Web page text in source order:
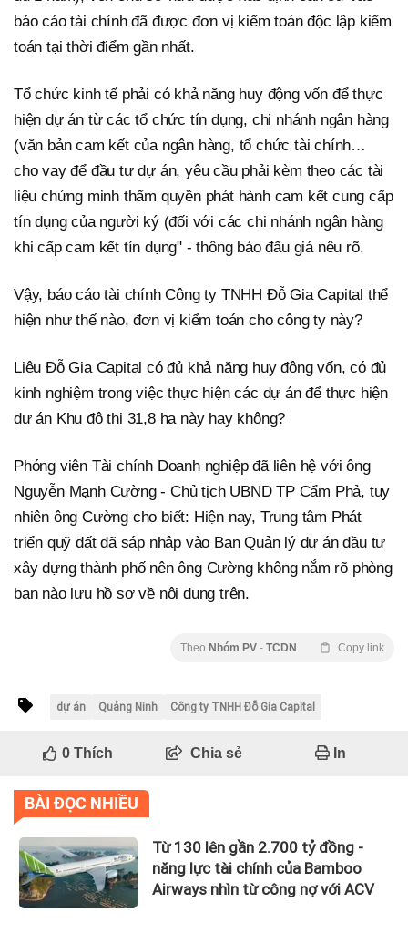
báo cáo tài chính đã được đơn vị kiểm toán độc lập kiểm
toán tại thời điểm gần nhất.
Tổ chức kinh tế phải có khả năng huy động vốn để thực
hiện dự án từ các tổ chức tín dụng, chi nhánh ngân hàng
(văn bản cam kết của ngân hàng, tổ chức tài chính…
cho vay để đầu tư dự án, yêu cầu phải kèm theo các tài
liệu chứng minh thẩm quyền phát hành cam kết cung cấp
tín dụng của người ký (đối với các chi nhánh ngân hàng
khi cấp cam kết tín dụng" - thông báo đấu giá nêu rõ.
Vậy, báo cáo tài chính Công ty TNHH Đỗ Gia Capital thể
hiện như thế nào, đơn vị kiểm toán cho công ty này?
Liệu Đỗ Gia Capital có đủ khả năng huy động vốn, có đủ
kinh nghiệm trong việc thực hiện các dự án để thực hiện
dự án Khu đô thị 31,8 ha này hay không?
Phóng viên Tài chính Doanh nghiệp đã liên hệ với ông
Nguyễn Mạnh Cường - Chủ tịch UBND TP Cẩm Phả, tuy
nhiên ông Cường cho biết: Hiện nay, Trung tâm Phát
triển quỹ đất đã sáp nhập vào Ban Quản lý dự án đầu tư
xây dựng thành phố nên ông Cường không nắm rõ phòng
ban nào lưu hồ sơ về nội dung trên.
Theo Nhóm PV - TCDN Copy link
dự án Quảng Ninh Công ty TNHH Đỗ Gia Capital
0Thích Chia sẻ In
BÀI ĐỌC NHIỀU
Từ 130 lên gần 2.700 tỷ đồng -
năng lực tài chính của Bamboo
Airways nhìn từ công nợ với ACV